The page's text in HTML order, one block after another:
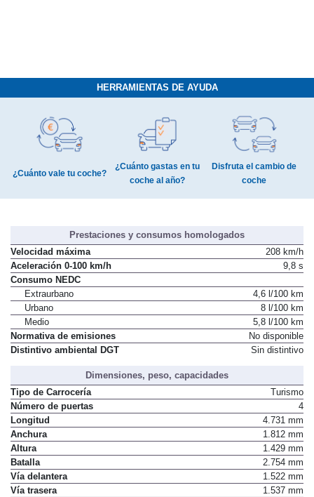
HERRAMIENTAS DE AYUDA
¿Cuánto vale tu coche?
¿Cuánto gastas en tu
coche al año?
Disfruta el cambio de
coche
Prestaciones y consumos homologados
Velocidad máxima
208 km/h
Aceleración 0-100 km/h
9,8 s
Consumo NEDC
Extraurbano
4,6 l/100 km
Urbano
8 l/100 km
Medio
5,8 l/100 km
Normativa de emisiones
No disponible
Distintivo ambiental DGT
Sin distintivo
Dimensiones, peso, capacidades
Tipo de Carrocería
Turismo
Número de puertas
4
Longitud
4.731 mm
Anchura
1.812 mm
Altura
1.429 mm
Batalla
2.754 mm
Vía delantera
1.522 mm
Vía trasera
1.537 mm